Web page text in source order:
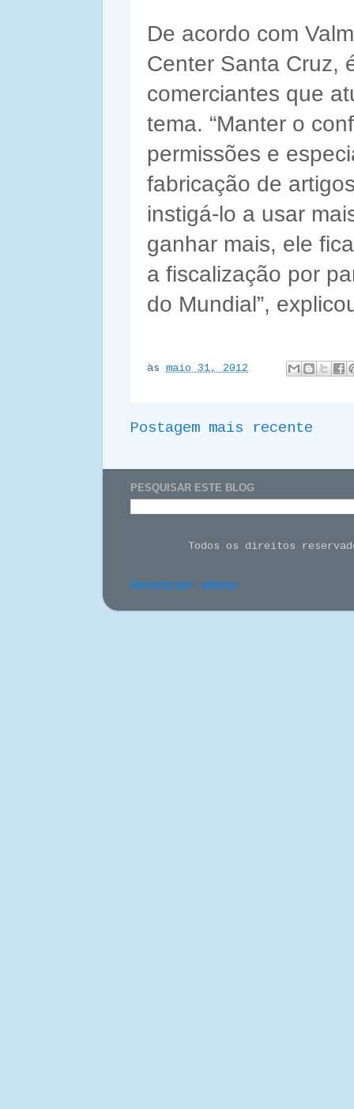
De acordo com
Center Santa Cruz,
comerciantes que
tema. “Manter o
permissões e
fabricação de
instigá-lo a usar
ganhar mais, ele
a fiscalização por
do Mundial”,
às maio 31, 2012
Postagem mais recente
PESQUISAR ESTE BLOG
Todos os direitos
Denunciar abuso